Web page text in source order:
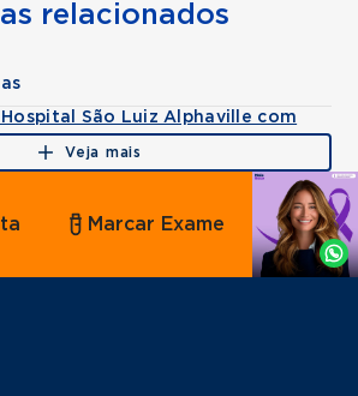
relacionados
São Luiz Alphaville com
Veja mais
Agende
por
Whatsapp
Marcar Exame